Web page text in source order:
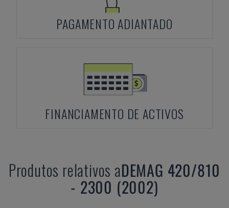
PAGAMENTO ADIANTADO
FINANCIAMENTO DE ACTIVOS
Produtos relativos aDEMAG 420/810
- 2300 (2002)